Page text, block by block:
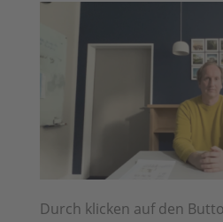
Durch klicken auf den